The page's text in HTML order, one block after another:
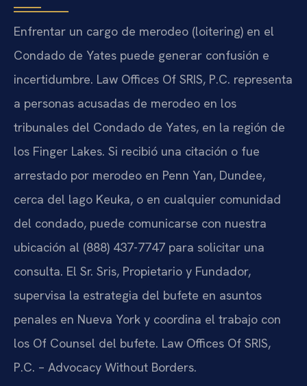
Enfrentar un cargo de merodeo (loitering) en el
Condado de Yates puede generar confusión e
incertidumbre. Law Offices Of SRIS, P.C. representa
a personas acusadas de merodeo en los
tribunales del Condado de Yates, en la región de
los Finger Lakes. Si recibió una citación o fue
arrestado por merodeo en Penn Yan, Dundee,
cerca del lago Keuka, o en cualquier comunidad
del condado, puede comunicarse con nuestra
ubicación al (888) 437-7747 para solicitar una
consulta. El Sr. Sris, Propietario y Fundador,
supervisa la estrategia del bufete en asuntos
penales en Nueva York y coordina el trabajo con
los Of Counsel del bufete. Law Offices Of SRIS,
P.C. – Advocacy Without Borders.